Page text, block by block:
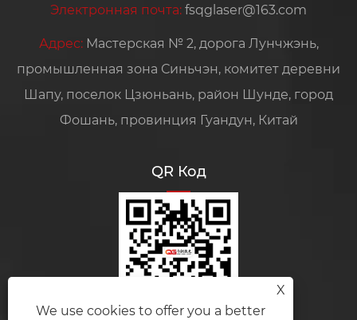
Электронная почта: fsqglaser@163.com
Адрес: Мастерская № 2, дорога Лунчжэнь,
промышленная зона Синьчэн, комитет деревни
Шапу, поселок Цзюньань, район Шунде, город
Фошань, провинция Гуандун, Китай
QR Код
X
We use cookies to offer you a better